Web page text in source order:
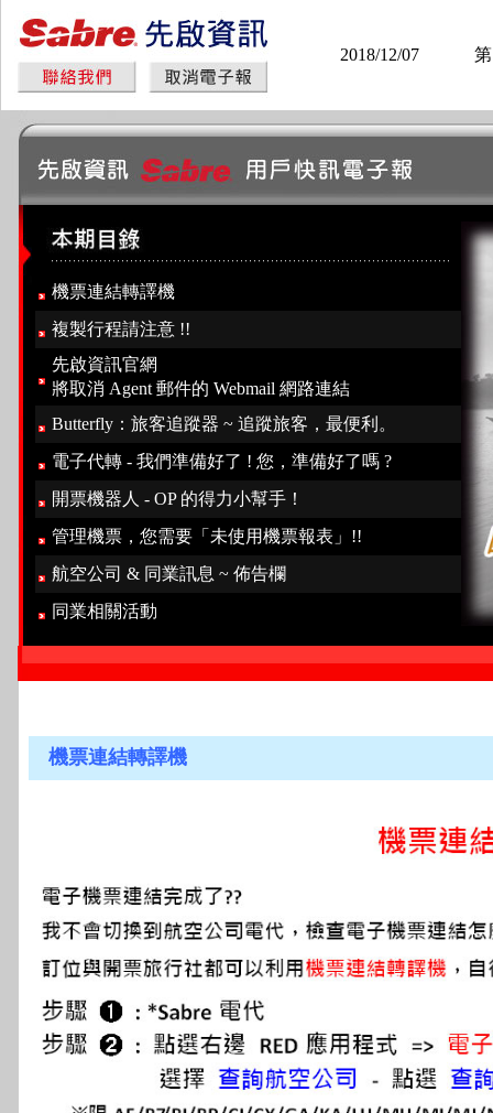
2018/12/07
機票連結轉譯機
複製行程請注意 !!
先啟資訊官網
將取消 Agent 郵件的 Webmail 網路連結
Butterfly：旅客追蹤器 ~ 追蹤旅客，最便利。
電子代轉 - 我們準備好了 ! 您，準備好了嗎 ?
開票機器人 - OP 的得力小幫手！
管理機票，您需要「未使用機票報表」!!
航空公司 & 同業訊息 ~ 佈告欄
同業相關活動
機票連結轉譯機